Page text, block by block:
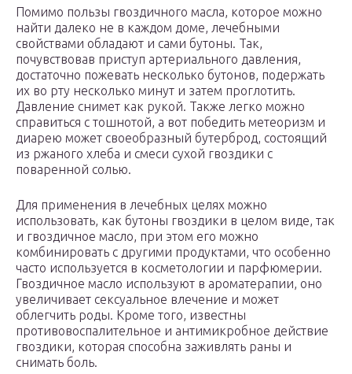
Помимо пользы гвоздичного масла, которое можно
найти далеко не в каждом доме, лечебными
свойствами обладают и сами бутоны. Так,
почувствовав приступ артериального давления,
достаточно пожевать несколько бутонов, подержать
их во рту несколько минут и затем проглотить.
Давление снимет как рукой. Также легко можно
справиться с тошнотой, а вот победить метеоризм и
диарею может своеобразный бутерброд, состоящий
из ржаного хлеба и смеси сухой гвоздики с
поваренной солью.
Для применения в лечебных целях можно
использовать, как бутоны гвоздики в целом виде, так
и гвоздичное масло, при этом его можно
комбинировать с другими продуктами, что особенно
часто используется в косметологии и парфюмерии.
Гвоздичное масло используют в ароматерапии, оно
увеличивает сексуальное влечение и может
облегчить роды. Кроме того, известны
противовоспалительное и антимикробное действие
гвоздики, которая способна заживлять раны и
снимать боль.